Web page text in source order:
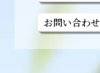
お問い合わせ